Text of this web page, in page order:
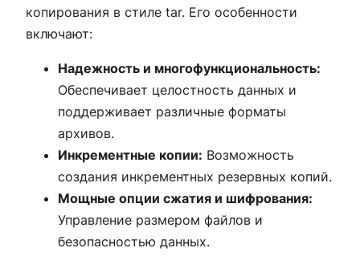
копирования в стиле tar. Его особенности
включают:
Надежность и многофункциональность:
Обеспечивает целостность данных и
поддерживает различные форматы
архивов.
Инкрементные копии: Возможность
создания инкрементных резервных копий.
Мощные опции сжатия и шифрования:
Управление размером файлов и
безопасностью данных.